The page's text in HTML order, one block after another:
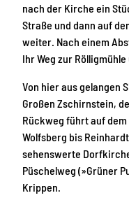
nach der Kirche ein
Straße und dann auf
weiter. Nach einem
Ihr Weg zur
Von hier aus gelangen
Großen Zschirnstein,
Rückweg führt auf
Wolfsberg bis
sehenswerte
Püschelweg (»Grüner
Krippen.